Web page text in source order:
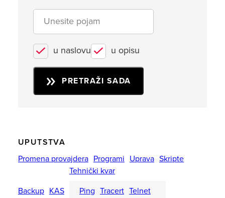
u naslovu u opisu
PRETRAŽI SADA
UPUTSTVA
Promena provajdera Programi Uprava Skripte
Backup KAS
Tehnički kvar
Ping Tracert Telnet